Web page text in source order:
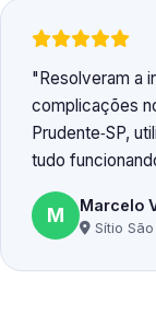
Resolveram a
complicações
Prudente‑SP,
tudo
M Marcelo
Sítio